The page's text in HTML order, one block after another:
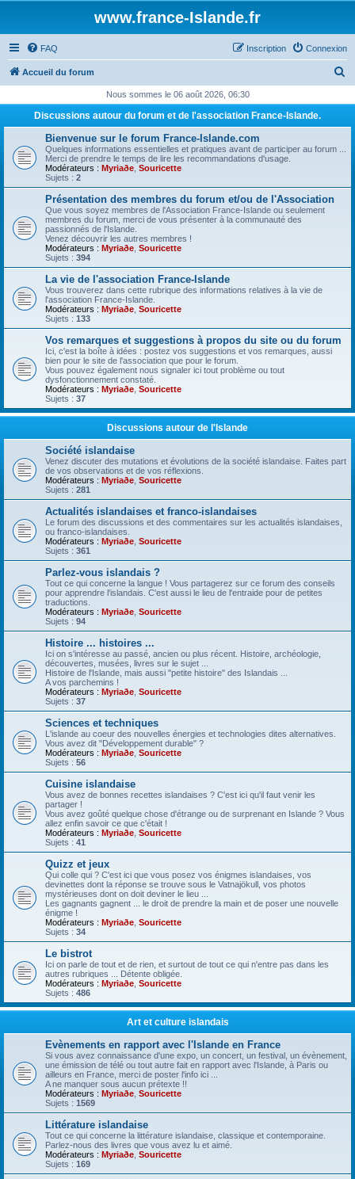
www.france-Islande.fr
FAQ Connexion
Inscription
Accueil du forum
h
c
Nous sommes le 06 août 2026, 06:30
Discussions autour du forum et de l'association France-Islande.
Bienvenue sur le forum France-Islande.com
Quelques informations essentielles et pratiques avant de participer au forum ...
Merci de prendre le temps de lire les recommandations d'usage.
Modérateurs : Myriaðe Souricette
Sujets : 2
Présentation des membres du forum et/ou de l'Association
Que vous soyez membres de l'Association France-Islande ou seulement
membres du forum, merci de vous présenter à la communauté des
passionnés de l'Islande.
Venez découvrir les autres membres !
Modérateurs : Myriaðe Souricette
Sujets : 394
La vie de l'association France-Islande
Vous trouverez dans cette rubrique des informations relatives à la vie de
l'association France-Islande.
Modérateurs : Myriaðe Souricette
Sujets : 133
Vos remarques et suggestions à propos du site ou du forum
Ici, c'est la boîte à idées : postez vos suggestions et vos remarques, aussi
bien pour le site de l'association que pour le forum.
Vous pouvez également nous signaler ici tout problème ou tout
dysfonctionnement constaté.
Modérateurs : Myriaðe Souricette
Sujets : 37
Discussions autour de l'Islande
Société islandaise
Venez discuter des mutations et évolutions de la société islandaise. Faites part
de vos observations et de vos réflexions.
Modérateurs : Myriaðe Souricette
Sujets : 281
Actualités islandaises et franco-islandaises
Le forum des discussions et des commentaires sur les actualités islandaises,
ou franco-islandaises.
Modérateurs : Myriaðe Souricette
Sujets : 361
Parlez-vous islandais ?
Tout ce qui concerne la langue ! Vous partagerez sur ce forum des conseils
pour apprendre l'islandais. C'est aussi le lieu de l'entraide pour de petites
traductions.
Modérateurs : Myriaðe Souricette
Sujets : 94
Histoire ... histoires ...
Ici on s'intéresse au passé, ancien ou plus récent. Histoire, archéologie,
découvertes, musées, livres sur le sujet ...
Histoire de l'Islande, mais aussi "petite histoire" des Islandais ...
A vos parchemins !
Modérateurs : Myriaðe Souricette
Sujets : 37
Sciences et techniques
L'islande au coeur des nouvelles énergies et technologies dites alternatives.
Vous avez dit "Développement durable" ?
Modérateurs : Myriaðe Souricette
Sujets : 56
Cuisine islandaise
Vous avez de bonnes recettes islandaises ? C'est ici qu'il faut venir les
partager !
Vous avez goûté quelque chose d'étrange ou de surprenant en Islande ? Vous
allez enfin savoir ce que c'était !
Modérateurs : Myriaðe Souricette
Sujets : 41
Quizz et jeux
Qui colle qui ? C'est ici que vous posez vos énigmes islandaises, vos
devinettes dont la réponse se trouve sous le Vatnajökull, vos photos
mystérieuses dont on doit deviner le lieu ...
Les gagnants gagnent ... le droit de prendre la main et de poser une nouvelle
énigme !
Modérateurs : Myriaðe Souricette
Sujets : 34
Le bistrot
Ici on parle de tout et de rien, et surtout de tout ce qui n'entre pas dans les
autres rubriques ... Détente obligée.
Modérateurs : Myriaðe Souricette
Sujets : 486
Art et culture islandais
Evènements en rapport avec l'Islande en France
Si vous avez connaissance d'une expo, un concert, un festival, un évènement,
une émission de télé ou tout autre fait en rapport avec l'Islande, à Paris ou
ailleurs en France, merci de poster l'info ici ...
A ne manquer sous aucun prétexte !!
Modérateurs : Myriaðe Souricette
Sujets : 1569
Littérature islandaise
Tout ce qui concerne la littérature islandaise, classique et contemporaine.
Parlez-nous des livres que vous avez lu et aimé.
Modérateurs : Myriaðe Souricette
Sujets : 169